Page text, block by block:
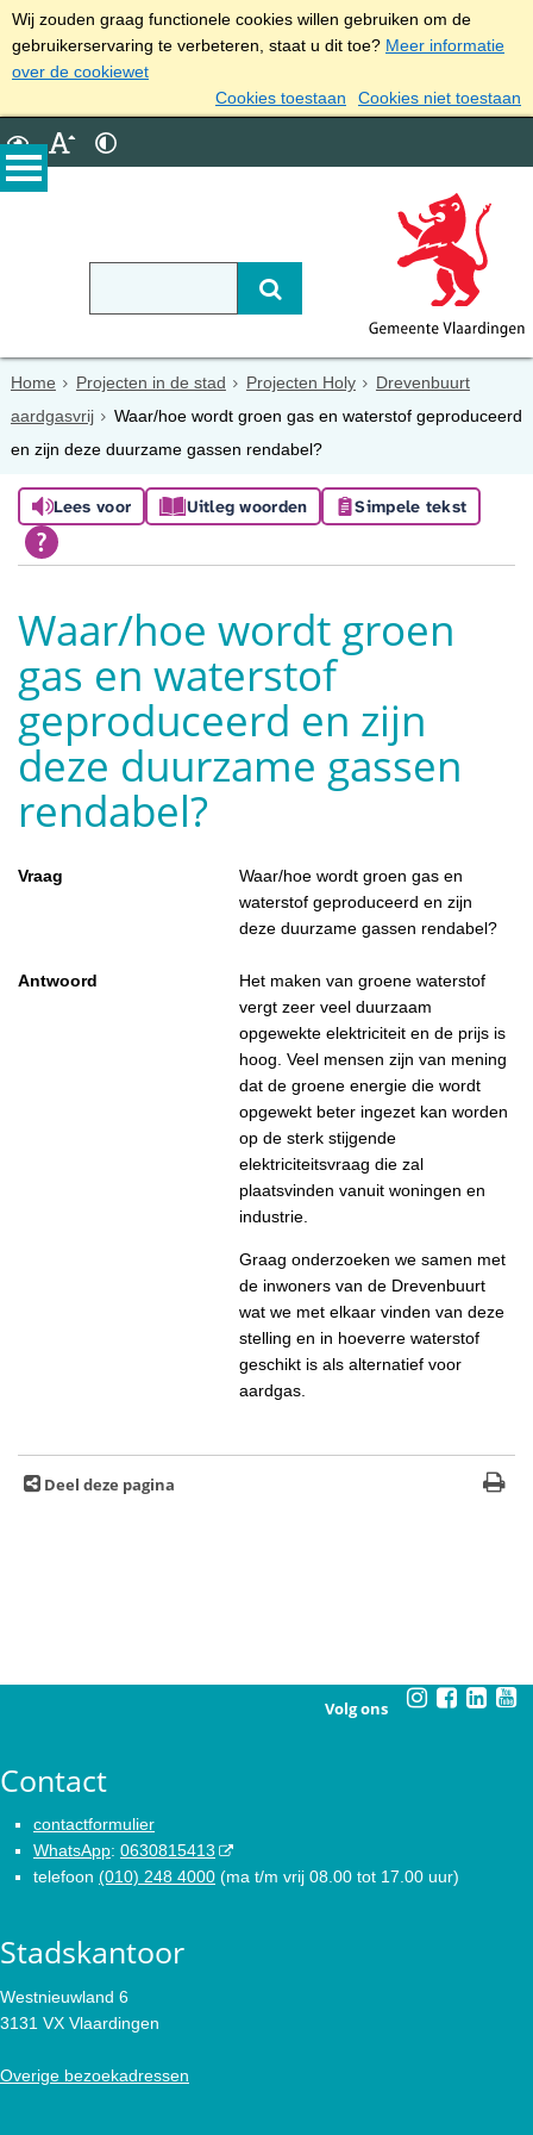
Wij zouden graag functionele cookies willen gebruiken om de
gebruikerservaring te verbeteren, staat u dit toe? Meer informatie
over de cookiewet
Cookies toestaan
Cookies niet toestaan
Home Projecten in de stad Projecten Holy
Drevenbuurt
aardgasvrij
Waar/hoe wordt groen gas en waterstof geproduceerd
en zijn deze duurzame gassen rendabel?
Lees voor Uitleg woorden Simpele tekst
Waar/hoe wordt groen
gas en waterstof
geproduceerd en zijn
deze duurzame gassen
rendabel?
Vraag
Waar/hoe wordt groen gas en
waterstof geproduceerd en zijn
deze duurzame gassen rendabel?
Antwoord
Het maken van groene waterstof
vergt zeer veel duurzaam
opgewekte elektriciteit en de prijs is
hoog. Veel mensen zijn van mening
dat de groene energie die wordt
opgewekt beter ingezet kan worden
op de sterk stijgende
elektriciteitsvraag die zal
plaatsvinden vanuit woningen en
industrie.
Graag onderzoeken we samen met
de inwoners van de Drevenbuurt
wat we met elkaar vinden van deze
stelling en in hoeverre waterstof
geschikt is als alternatief voor
aardgas.
Deel deze pagina
Volg ons
Contact
contactformulier
WhatsApp: 0630815413
telefoon (010) 248 4000 (ma t/m vrij 08.00 tot 17.00 uur)
Stadskantoor
Westnieuwland 6
3131 VX Vlaardingen
Overige bezoekadressen